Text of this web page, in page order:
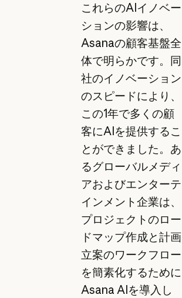
これらのAIイノベー
ションの影響は、
Asanaの顧客基盤全
体で明らかです。同
社のイノベーション
のスピードにより、
この1年で多くの顧
客にAIを提供するこ
とができました。あ
るグローバルメディ
アおよびエンターテ
インメント企業は、
プロジェクトのロー
ドマップ作成と計画
立案のワークフロー
を簡素化するために
Asana AIを導入し